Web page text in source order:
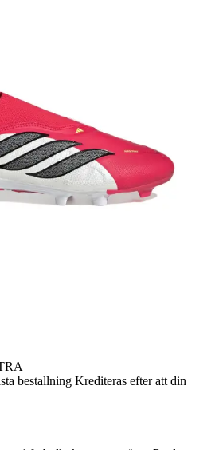
bestallning Krediteras efter att din